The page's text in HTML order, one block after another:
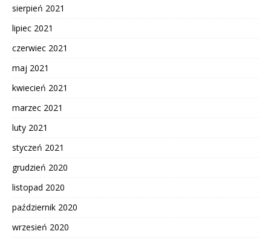
sierpień 2021
lipiec 2021
czerwiec 2021
maj 2021
kwiecień 2021
marzec 2021
luty 2021
styczeń 2021
grudzień 2020
listopad 2020
październik 2020
wrzesień 2020